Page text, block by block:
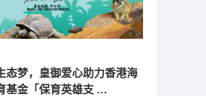
态梦，皇御爱心助力香港海
基金「保育英雄支 …